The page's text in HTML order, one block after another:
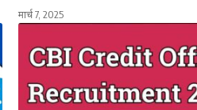
मार्च 7, 2025